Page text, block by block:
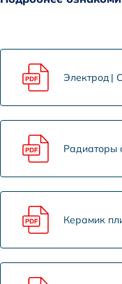
Электрод
Радиаторы
Керамик